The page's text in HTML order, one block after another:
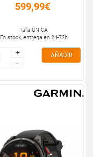
599,99€
Talla ÚNICA
En stock, entrega en 24-72h
+
-
+
-
AÑADIR